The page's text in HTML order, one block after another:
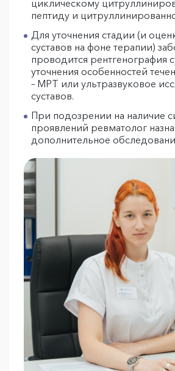
циклическому
пептиду и
Для уточнения стадии (и
суставов на фоне терапии)
проводится рентгенография
уточнения особенностей
– МРТ или ультразвуковое
суставов.
При подозрении на наличие
проявлений ревматолог
дополнительное